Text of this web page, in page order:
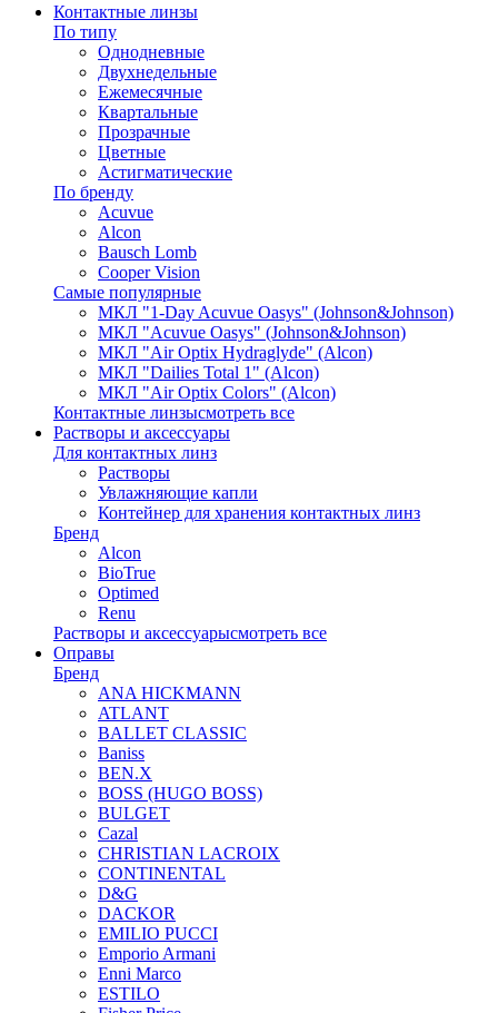
Контактные линзы
По типу
Однодневные
Двухнедельные
Ежемесячные
Квартальные
Прозрачные
Цветные
Астигматические
По бренду
Acuvue
Alcon
Bausch Lomb
Cooper Vision
Самые популярные
МКЛ "1-Day Acuvue Oasys" (Johnson&Johnson)
МКЛ "Acuvue Oasys" (Johnson&Johnson)
МКЛ "Air Optix Hydraglyde" (Alcon)
МКЛ "Dailies Total 1" (Alcon)
МКЛ "Air Optix Colors" (Alcon)
Контактные линзысмотреть все
Растворы и аксессуары
Для контактных линз
Растворы
Увлажняющие капли
Контейнер для хранения контактных линз
Бренд
Alcon
BioTrue
Optimed
Renu
Растворы и аксессуарысмотреть все
Оправы
Бренд
ANA HICKMANN
ATLANT
BALLET CLASSIC
Baniss
BEN.X
BOSS (HUGO BOSS)
BULGET
Cazal
CHRISTIAN LACROIX
CONTINENTAL
D&G
DACKOR
EMILIO PUCCI
Emporio Armani
Enni Marco
ESTILO